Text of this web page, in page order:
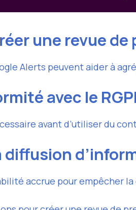
une revue de
Alerts peuvent aider à
avec le
avant d’utiliser du
diffusion
accrue pour empêcher